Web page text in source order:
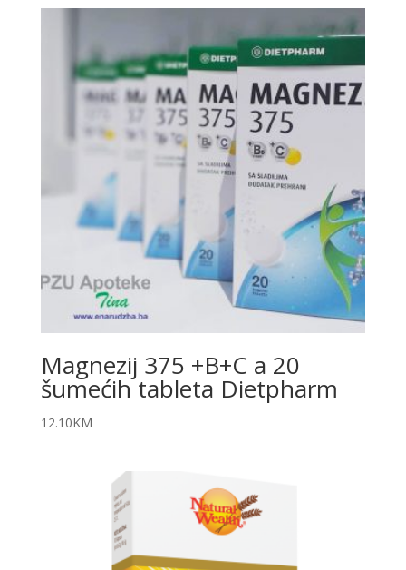
Magnezij 375 +B+C a 20
šumećih tableta Dietpharm
12.10KM